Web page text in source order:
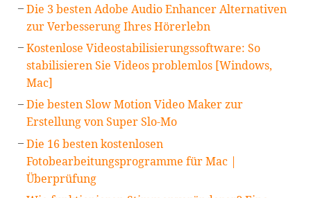
Die 3 besten Adobe Audio Enhancer Alternativen
zur Verbesserung Ihres Hörerlebn
Kostenlose Videostabilisierungssoftware: So
stabilisieren Sie Videos problemlos [Windows,
Mac]
Die besten Slow Motion Video Maker zur
Erstellung von Super Slo-Mo
Die 16 besten kostenlosen
Fotobearbeitungsprogramme für Mac |
Überprüfung